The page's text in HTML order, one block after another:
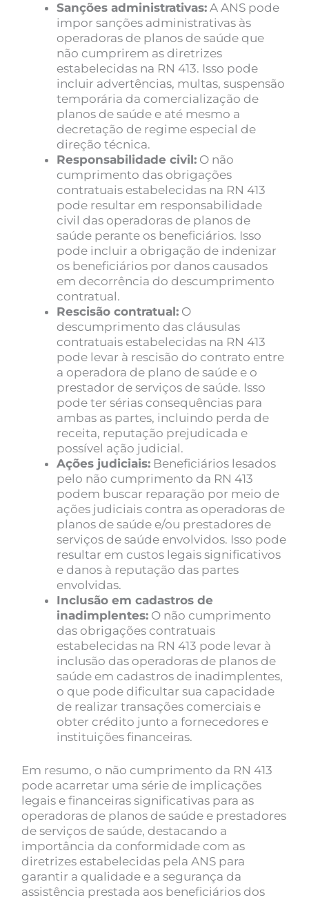
Sanções administrativas: A ANS pode
impor sanções administrativas às
operadoras de planos de saúde que
não cumprirem as diretrizes
estabelecidas na RN 413. Isso pode
incluir advertências, multas, suspensão
temporária da comercialização de
planos de saúde e até mesmo a
decretação de regime especial de
direção técnica.
Responsabilidade civil: O não
cumprimento das obrigações
contratuais estabelecidas na RN 413
pode resultar em responsabilidade
civil das operadoras de planos de
saúde perante os beneficiários. Isso
pode incluir a obrigação de indenizar
os beneficiários por danos causados
em decorrência do descumprimento
contratual.
Rescisão contratual: O
descumprimento das cláusulas
contratuais estabelecidas na RN 413
pode levar à rescisão do contrato entre
a operadora de plano de saúde e o
prestador de serviços de saúde. Isso
pode ter sérias consequências para
ambas as partes, incluindo perda de
receita, reputação prejudicada e
possível ação judicial.
Ações judiciais: Beneficiários lesados
pelo não cumprimento da RN 413
podem buscar reparação por meio de
ações judiciais contra as operadoras de
planos de saúde e/ou prestadores de
serviços de saúde envolvidos. Isso pode
resultar em custos legais significativos
e danos à reputação das partes
envolvidas.
Inclusão em cadastros de
inadimplentes: O não cumprimento
das obrigações contratuais
estabelecidas na RN 413 pode levar à
inclusão das operadoras de planos de
saúde em cadastros de inadimplentes,
o que pode dificultar sua capacidade
de realizar transações comerciais e
obter crédito junto a fornecedores e
instituições financeiras.
Em resumo, o não cumprimento da RN 413
pode acarretar uma série de implicações
legais e financeiras significativas para as
operadoras de planos de saúde e prestadores
de serviços de saúde, destacando a
importância da conformidade com as
diretrizes estabelecidas pela ANS para
garantir a qualidade e a segurança da
assistência prestada aos beneficiários dos